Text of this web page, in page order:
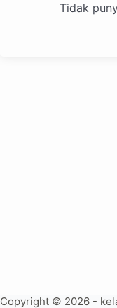
Tidak
Copyright © 2026 -